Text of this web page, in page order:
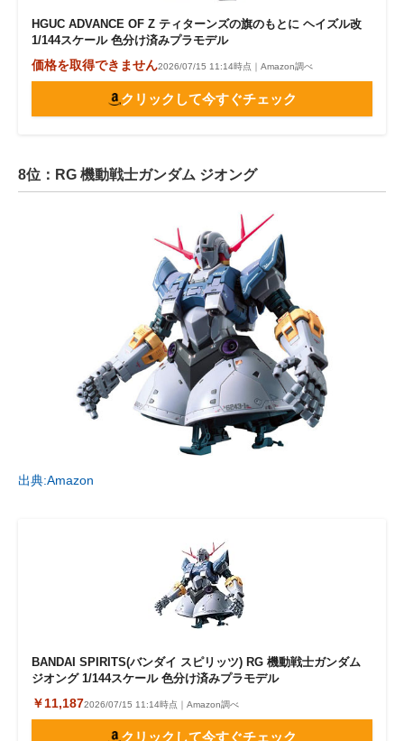
HGUC ADVANCE OF Ζ ティターンズの旗のもとに ヘイズル改
1/144スケール 色分け済みプラモデル
価格を取得できません2026/07/15 11:14時点｜Amazon調べ
クリックして今すぐチェック
8位：RG 機動戦士ガンダム ジオング
出典:Amazon
BANDAI SPIRITS(バンダイ スピリッツ) RG 機動戦士ガンダム
ジオング 1/144スケール 色分け済みプラモデル
￥11,1872026/07/15 11:14時点｜Amazon調べ
クリックして今すぐチェック